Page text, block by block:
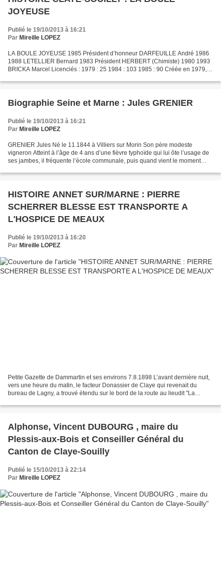
JOYEUSE
Publié le 19/10/2013 à 16:21
Par Mireille LOPEZ
LA BOULE JOYEUSE 1985 Président d’honneur DARFEUILLE André 1986
1988 LETELLIER Bernard 1983 Président HERBERT (Chimiste) 1980 1993
BRICKA Marcel Licenciés : 1979 : 25 1984 : 103 1985 : 90 Créée en 1979,
Biographie Seine et Marne : Jules GRENIER
Publié le 19/10/2013 à 16:21
Par Mireille LOPEZ
GRENIER Jules Né le 11.1844 à Villiers sur Morin Son père modeste
vigneron Atteint à l’âge de 4 ans d’une fièvre typhoïde qui lui ôte l’usage de
ses jambes, il fréquente l’école communale, puis quand vient le moment
HISTOIRE ANNET SUR/MARNE : PIERRE
SCHERRER BLESSE EST TRANSPORTE A
L'HOSPICE DE MEAUX
Publié le 19/10/2013 à 16:20
Par Mireille LOPEZ
Petite Gazette de Dammartin et ses environs 7.8.1898 L’avant dernière nuit,
vers une heure du matin, le facteur Donassier de Claye qui revenait du
bureau de Lagny, a trouvé étendu sur le bord de la route au lieudit "La
Alphonse, Vincent DUBOURG , maire du
Plessis-aux-Bois et Conseiller Général du
Canton de Claye-Souilly
Publié le 15/10/2013 à 22:14
Par Mireille LOPEZ